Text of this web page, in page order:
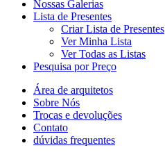
Nossas Galerias
Lista de Presentes
Criar Lista de Presentes
Ver Minha Lista
Ver Todas as Listas
Pesquisa por Preço
Área de arquitetos
Sobre Nós
Trocas e devoluções
Contato
dúvidas frequentes